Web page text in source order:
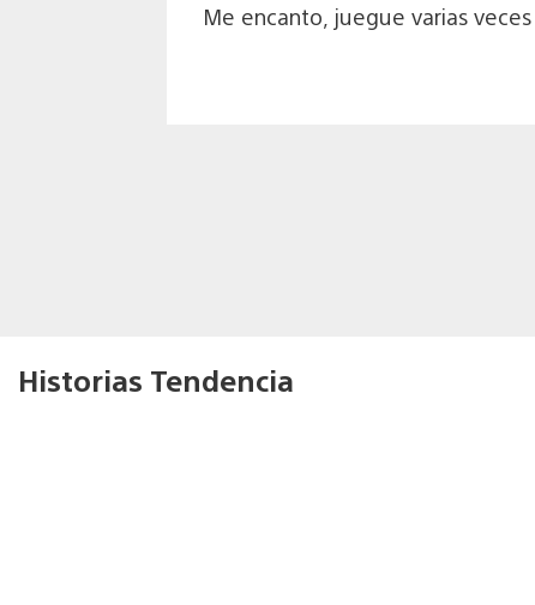
Me encanto, juegue varias
Historias Tendencia